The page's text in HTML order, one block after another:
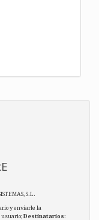
S.L.
y enviarle la
usuario;Destinatarios: